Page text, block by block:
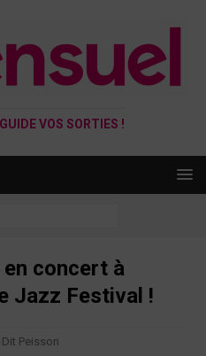
VOS SORTIES !
en concert à
Jazz Festival !
Peisson